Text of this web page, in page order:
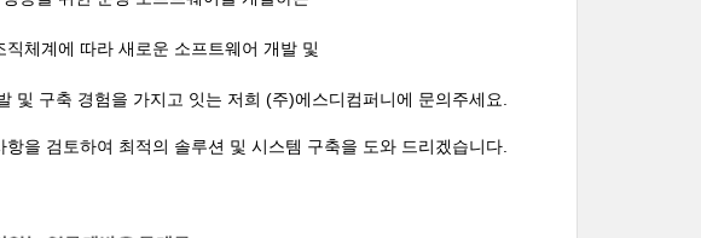
체계에 따라 새로운 소프트웨어 개발 및
및 구축 경험을 가지고 잇는 저희 (주)에스디컴퍼니에 문의주세요.
을 검토하여 최적의 솔루션 및 시스템 구축을 도와 드리겠습니다.